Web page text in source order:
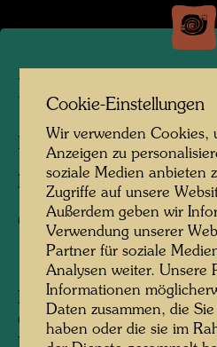
La Picaudière
La Pacaudière,
Fotograf:Martin Schreiber
Copyright:
Den Bauernhof La
Grenze von Normandie
Cookie-Einstellungen
Wir verwenden Cookies,
Anzeigen zu
soziale Medien anbieten
Zugriffe auf unsere
Außerdem geben wir
Verwendung unserer
Partner für soziale
Analysen weiter. Unsere
Informationen
Daten zusammen, die
haben oder die sie im